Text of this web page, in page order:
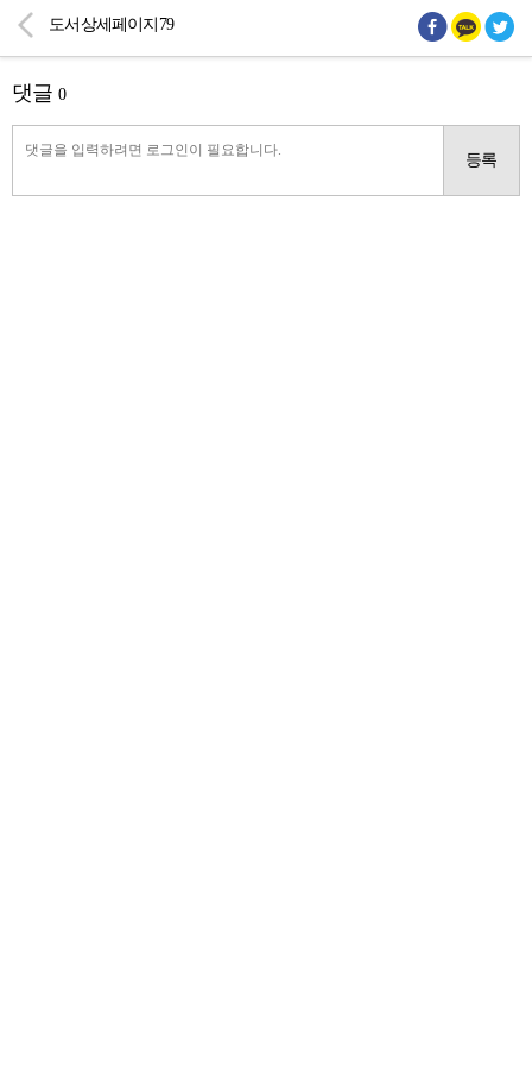
도서상세페이지79
댓글 0
등록